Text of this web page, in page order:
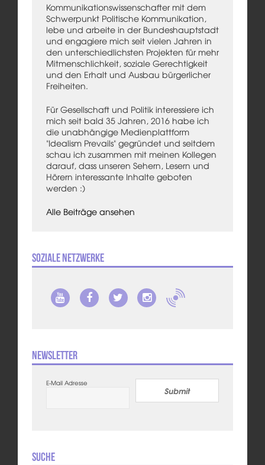
Kommunikationswissenschafter mit dem
Schwerpunkt Politische Kommunikation,
lebe und arbeite in der Bundeshauptstadt
und engagiere mich seit vielen Jahren in
den unterschiedlichsten Projekten für mehr
Mitmenschlichkeit, soziale Gerechtigkeit
und den Erhalt und Ausbau bürgerlicher
Freiheiten.
Für Gesellschaft und Politik interessiere ich
mich seit bald 35 Jahren, 2016 habe ich
die unabhängige Medienplattform
"Idealism Prevails" gegründet und seitdem
schau ich zusammen mit meinen Kollegen
darauf, dass unseren Sehern, Lesern und
Hörern interessante Inhalte geboten
werden :)
Alle Beiträge ansehen
Soziale Netzwerke
Newsletter
E-Mail Adresse
Submit
Suche